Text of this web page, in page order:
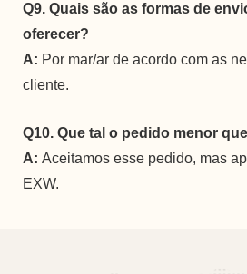
Q9. Quais são as formas de
oferecer?
A: Por mar/ar de acordo com as
cliente.
Q10. Que tal o pedido menor
A: Aceitamos esse pedido, mas
EXW.